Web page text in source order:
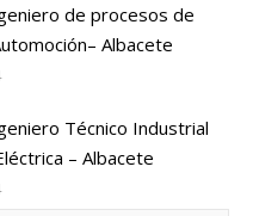
de procesos de
Albacete
Técnico Industrial
– Albacete